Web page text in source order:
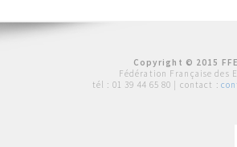
Copyright © 2015
Fédération Française des
tél : 01 39 44 65 80 | contact :